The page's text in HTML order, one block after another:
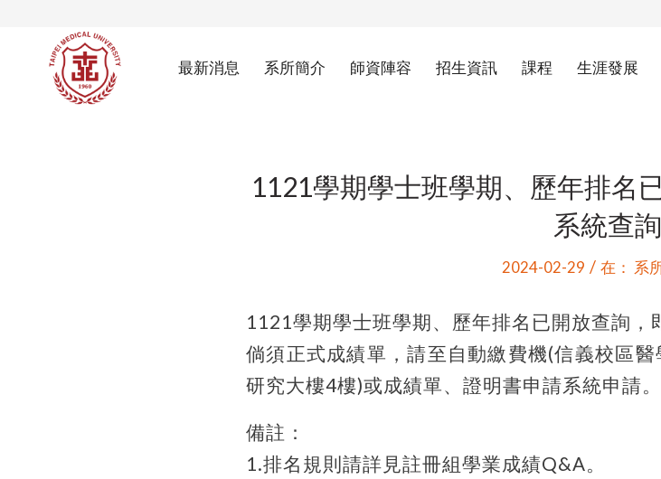
最新消息 系所簡介 師資陣容 招生資訊 課程 生涯發展
1121學期學士班學期、歷年排名
系統查詢
2024-02-29 / 在： 系
1121學期學士班學期、歷年排名已開放查詢，
倘須正式成績單，請至自動繳費機(信義校區
研究大樓4樓)或成績單、證明書申請系統申請。
備註：
1.排名規則請詳見註冊組學業成績Q&A。